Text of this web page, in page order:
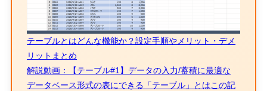
テーブルとはどんな機能か？設定手順やメリット・デメ
リットまとめ
解説動画：【テーブル#1】データの入力/蓄積に最適な
データベース形式の表にできる「テーブル」とはこの記